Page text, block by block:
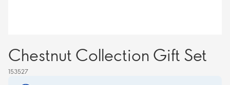
Chestnut Collection Gift Set
153527